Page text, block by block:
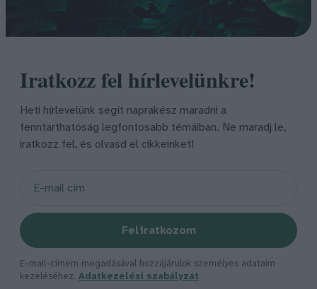
Iratkozz fel hírlevelünkre!
Heti hírlevelünk segít naprakész maradni a
fenntarthatóság legfontosabb témáiban. Ne maradj le,
iratkozz fel, és olvasd el cikkeinket!
Feliratkozom
E-mail-címem megadásával hozzájárulok személyes adataim
kezeléséhez. Adatkezelési szabályzat